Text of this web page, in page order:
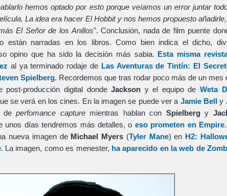
hemos optado por esto porque veíamos un error juntar
La idea era hacer El Hobbit y nos hemos propuesto
El Señor de los Anillos". Conclusión, nada de film puente
están narradas en los libros. Como bien indica el dicho,
opino que ha sido la decisión más sabia. Esta misma
al ya terminado rodaje de Las Aventuras de Tintín: El
Spielberg. Recordemos que tras rodar poco más de un mes
post-producción digital dondeJackson y el equipo de Weta
se verá en los cines. En la imagen se puede ver a Jamie Belly
deperfomance capturemientras hablan con Spielbergy
unos días tendremos más detalles, o eso prometen en Empire
nueva imagen de Michael Myers (Tyler Mane) en H2:
. La imagen, como es menester, ha aparecido en la web de